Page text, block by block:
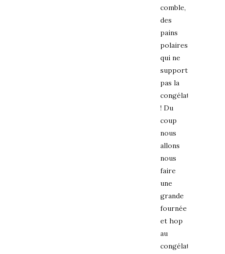
comble,
des
pains
polaires
qui ne
supportent
pas la
congélation
! Du
coup
nous
allons
nous
faire
une
grande
fournée
et hop
au
congélateur